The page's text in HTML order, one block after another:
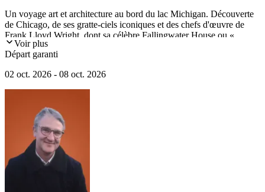
Un voyage art et architecture au bord du lac Michigan. Découverte
de Chicago, de ses gratte-ciels iconiques et des chefs d'œuvre de
Frank Lloyd Wright, dont sa célèbre Fallingwater House ou «
Maison sur la cascade » en Pennsylvanie. Sans oublier les riches
collections de l'Art Institute of Chicago, une montée au sommet de
Voir plus
Départ garanti
02 oct. 2026 - 08 oct. 2026